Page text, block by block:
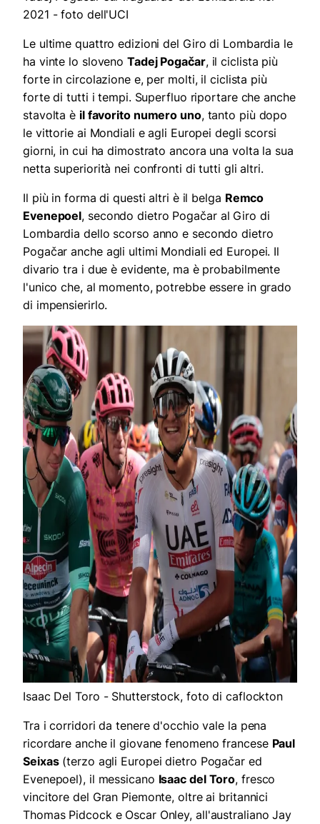
2021 - foto dell'UCI
Le ultime quattro edizioni del Giro di Lombardia le
ha vinte lo sloveno Tadej Pogačar, il ciclista più
forte in circolazione e, per molti, il ciclista più
forte di tutti i tempi. Superfluo riportare che anche
stavolta è il favorito numero uno, tanto più dopo
le vittorie ai Mondiali e agli Europei degli scorsi
giorni, in cui ha dimostrato ancora una volta la sua
netta superiorità nei confronti di tutti gli altri.
Il più in forma di questi altri è il belga Remco
Evenepoel, secondo dietro Pogačar al Giro di
Lombardia dello scorso anno e secondo dietro
Pogačar anche agli ultimi Mondiali ed Europei. Il
divario tra i due è evidente, ma è probabilmente
l'unico che, al momento, potrebbe essere in grado
di impensierirlo.
Isaac Del Toro - Shutterstock, foto di caflockton
Tra i corridori da tenere d'occhio vale la pena
ricordare anche il giovane fenomeno francese Paul
Seixas(terzo agli Europei dietro Pogačar ed
Evenepoel), il messicano Isaac del Toro, fresco
vincitore del Gran Piemonte, oltre ai britannici
Thomas Pidcock e Oscar Onley, all'australiano Jay